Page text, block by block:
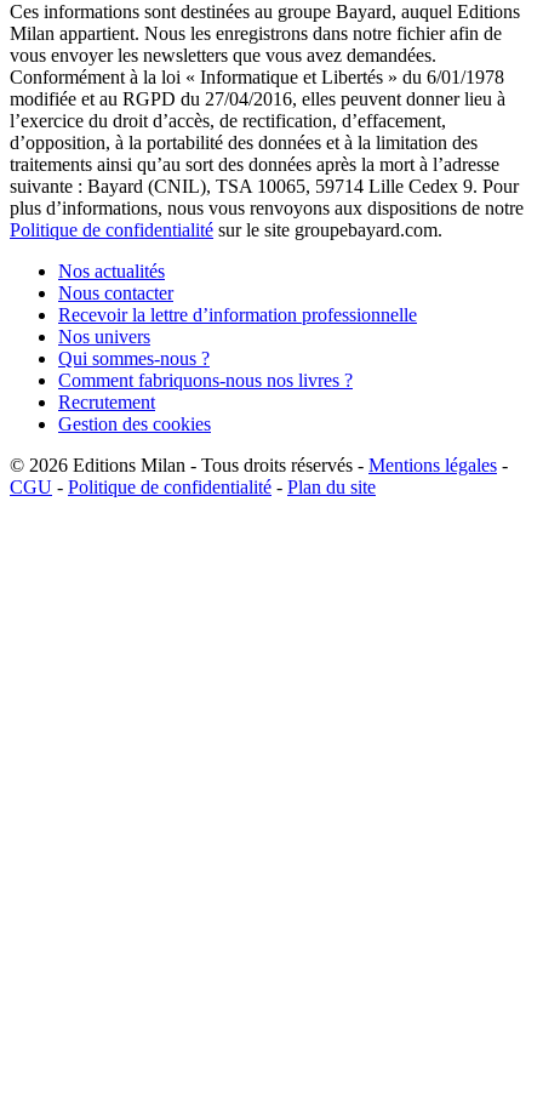
Ces informations sont destinées au groupe Bayard, auquel Editions
Milan appartient. Nous les enregistrons dans notre fichier afin de
vous envoyer les newsletters que vous avez demandées.
Conformément à la loi « Informatique et Libertés » du 6/01/1978
modifiée et au RGPD du 27/04/2016, elles peuvent donner lieu à
l’exercice du droit d’accès, de rectification, d’effacement,
d’opposition, à la portabilité des données et à la limitation des
traitements ainsi qu’au sort des données après la mort à l’adresse
suivante : Bayard (CNIL), TSA 10065, 59714 Lille Cedex 9. Pour
plus d’informations, nous vous renvoyons aux dispositions de notre
Politique de confidentialité sur le site groupebayard.com.
Nos actualités
Nous contacter
Recevoir la lettre d’information professionnelle
Nos univers
Qui sommes-nous ?
Comment fabriquons-nous nos livres ?
Recrutement
Gestion des cookies
© 2026 Editions Milan - Tous droits réservés - Mentions légales -
CGU - Politique de confidentialité - Plan du site